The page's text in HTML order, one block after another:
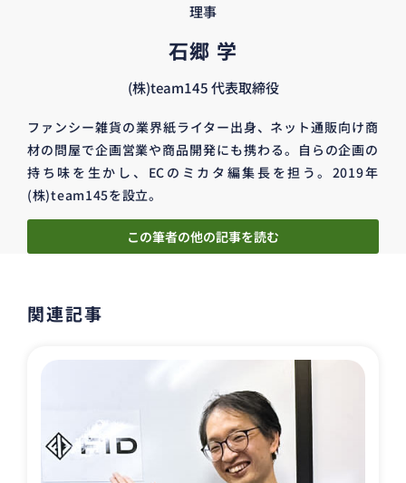
理事
石郷 学
(株)team145 代表取締役
ファンシー雑貨の業界紙ライター出身、ネット通販向け商
材の問屋で企画営業や商品開発にも携わる。自らの企画の
持ち味を生かし、ECのミカタ編集長を担う。2019年
(株)team145を設立。
この筆者の他の記事を読む
関連記事